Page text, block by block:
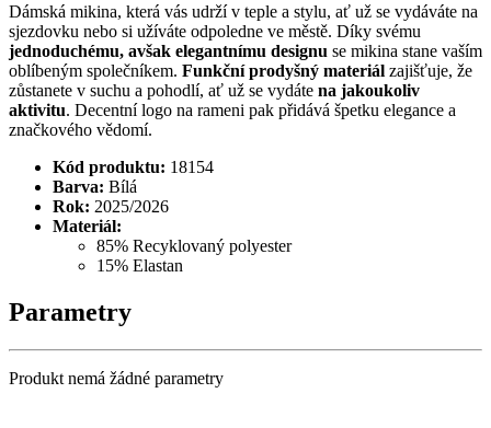
Dámská mikina, která vás udrží v teple a stylu, ať už se vydáváte na
sjezdovku nebo si užíváte odpoledne ve městě. Díky svému
jednoduchému, avšak elegantnímu designu se mikina stane vaším
oblíbeným společníkem. Funkční prodyšný materiál zajišťuje, že
zůstanete v suchu a pohodlí, ať už se vydáte na jakoukoliv
aktivitu. Decentní logo na rameni pak přidává špetku elegance a
značkového vědomí.
Kód produktu: 18154
Barva: Bílá
Rok: 2025/2026
Materiál:
85% Recyklovaný polyester
15% Elastan
Parametry
Produkt nemá žádné parametry